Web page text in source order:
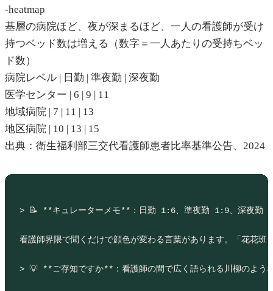
-heatmap
基層の病院ほど、夜が深まるほど、一人の看護師が受け
持つベッド数は増える（数字＝一人あたりの受持ちベッ
ド数）
病院レベル | 日勤 | 準夜勤 | 深夜勤
医学センター | 6 | 9 | 11
地域病院 | 7 | 11 | 13
地区病院 | 10 | 13 | 15
出典：衛生福利部三交代看護師患者比率基準公告、2024
> 📝 **キュレーターメモ**：日勤 1:6、準夜勤 1:9、深夜勤 1:11
看護師界隈で聞くだけで顔色が変わる言葉があります。「花
> 💡 **ご存知ですか**：看護師の間で広く語られる川柳のよう